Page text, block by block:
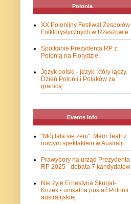
Polonia
XX Polonijny Festiwal Zespołów
Folklorystycznych w Rzeszowie
Spotkanie Prezydenta RP z
Polonią na Florydzie
Język polski - język, który łączy.
Dzień Polonii i Polaków za
granicą
Events Info
"Mój tata się żeni". Mam Teatr z
nowym spektaklem w Australii
Prawybory na urząd Prezydenta
RP 2025 - debata 7 kandydatów
Nie żyje Ernestyna Skurjat-
Kozek - unikalna postać Polonii
australijskiej